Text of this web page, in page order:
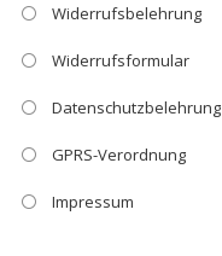
Widerrufsbelehrung
Widerrufsformular
Datenschutzbelehrung
GPRS-Verordnung
Impressum